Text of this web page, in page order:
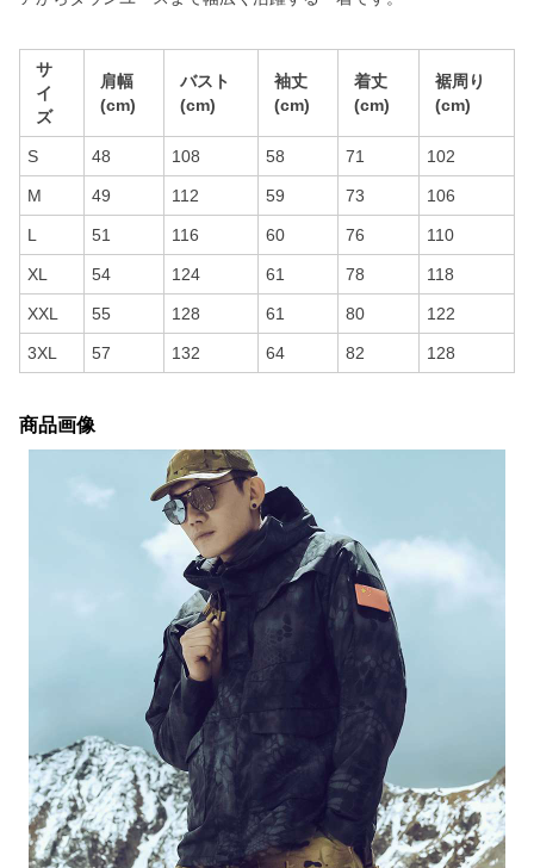
サ
イ
ズ
肩幅
(cm)
バスト
(cm)
袖丈
(cm)
着丈
(cm)
裾周り
(cm)
S 48 108 58 71 102
M 49 112 59 73 106
L 51 116 60 76 110
XL 54 124 61 78 118
XXL 55 128 61 80 122
3XL 57 132 64 82 128
商品画像